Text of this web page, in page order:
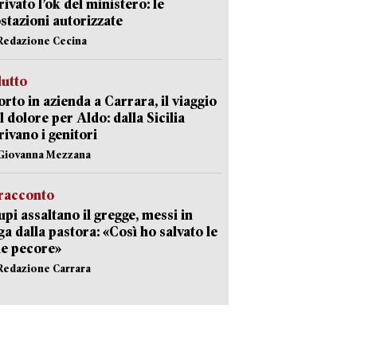
l’ok del ministero: le
autorizzate
Cecina
in azienda a Carrara, il viaggio
dolore per Aldo: dalla Sicilia
i genitori
Mezzana
assaltano il gregge, messi in
dalla pastora: «Così ho salvato le
pecore»
Carrara